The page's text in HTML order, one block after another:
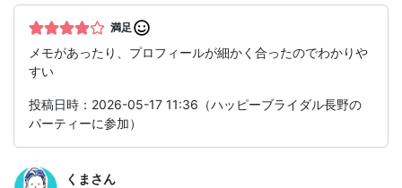
満足
メモがあったり、プロフィールが細かく合ったのでわかりや
すい
投稿日時：2026-05-17 11:36（ハッピーブライダル長野の
パーティーに参加）
くま さん